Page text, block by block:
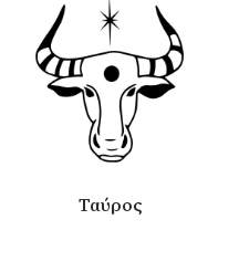
Ταύρος